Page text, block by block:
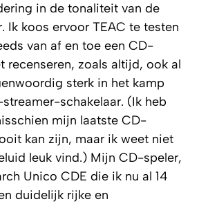
in de tonaliteit van de
Ik koos ervoor TEAC te testen
van af en toe een CD-
recenseren, zoals altijd, ook al
sterk in het kamp
schakelaar. (Ik heb
mijn laatste CD-
kan zijn, maar ik weet niet
leuk vind.) Mijn CD-speler,
Unico CDE die ik nu al 14
duidelijk rijke en